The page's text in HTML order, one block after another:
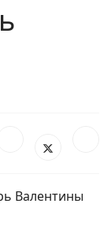
Валентины